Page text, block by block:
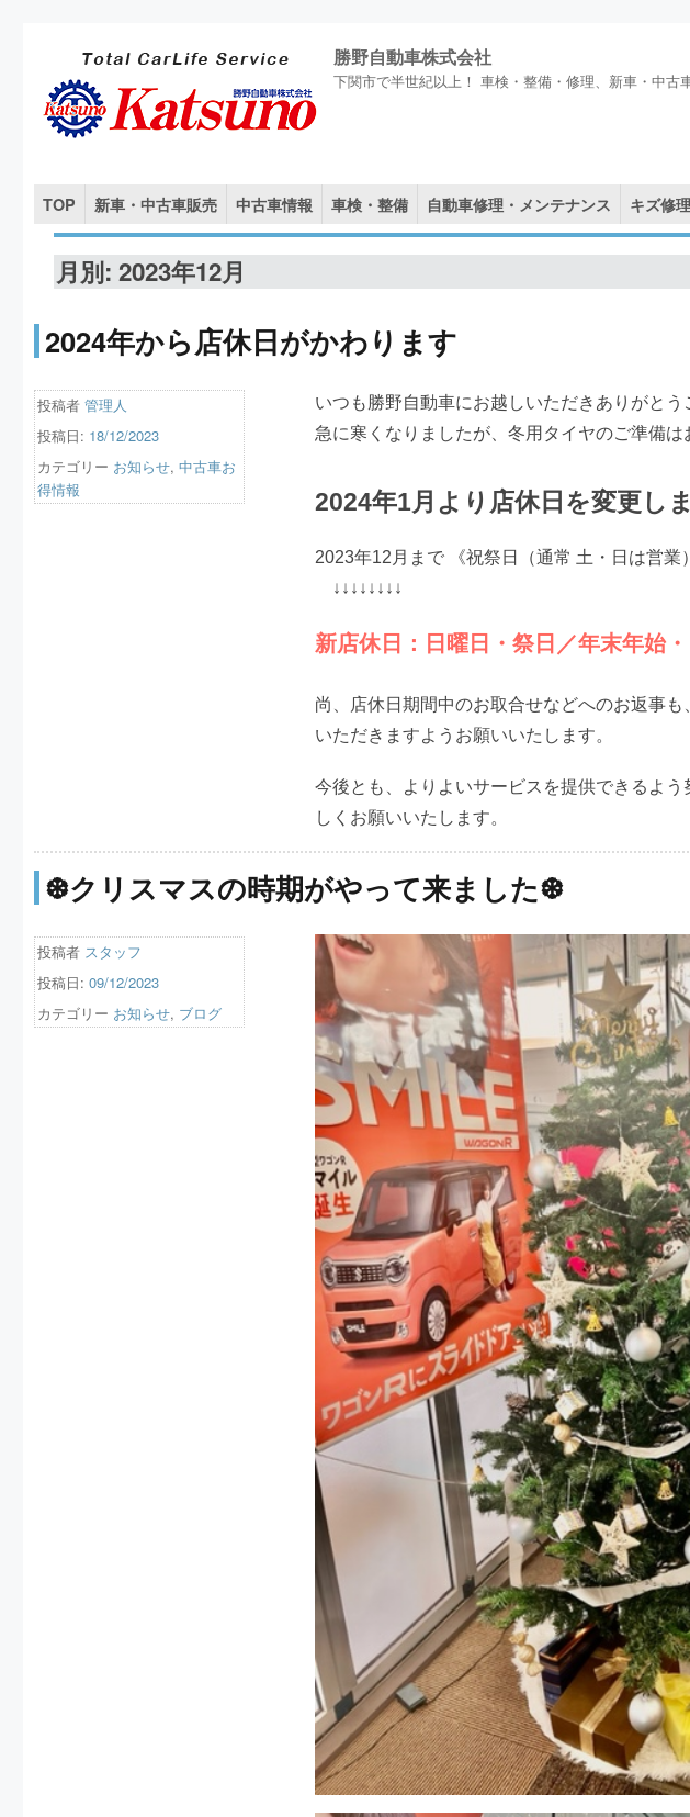
勝野自動車株式会社
下関市で半世紀以上！ 車検・整備・修理、新車・中
TOP 新車・中古車販売 中古車情報 車検・整備 自動車修理・メンテナンス キズ修
月別: 2023年12月
2024年から店休日がかわります
いつも勝野自動車にお越しいただきありがとう
急に寒くなりましたが、冬用タイヤのご準備は
2024年1月より店休日を変更し
2023年12月まで 《祝祭日（通常 土・日は営業
↓↓↓↓↓↓↓↓
新店休日：日曜日・祭日／年末年始
尚、店休日期間中のお取合せなどへのお返事
いただきますようお願いいたします。
今後とも、よりよいサービスを提供できるよ
しくお願いいたします。
投稿者 管理人
投稿日: 18/12/2023
カテゴリー お知らせ, 中古車お
得情報
❆クリスマスの時期がやって来ました❆
投稿者 スタッフ
投稿日: 09/12/2023
カテゴリー お知らせ, ブログ